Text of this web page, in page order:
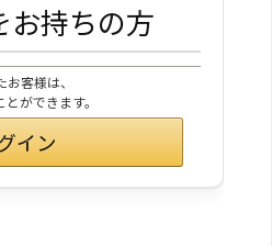
持ちの方
客様は、
ができます。